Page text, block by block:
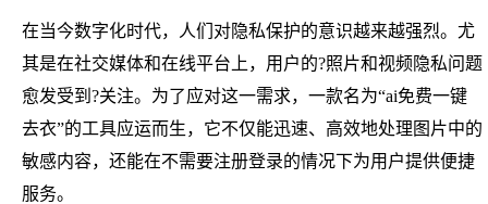
在当今数字化时代，人们对隐私保护的意识越来越强烈。尤
其是在社交媒体和在线平台上，用户的?照片和视频隐私问题
愈发受到?关注。为了应对这一需求，一款名为“ai免费一键
去衣”的工具应运而生，它不仅能迅速、高效地处理图片中的
敏感内容，还能在不需要注册登录的情况下为用户提供便捷
服务。